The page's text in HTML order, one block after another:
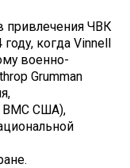
привлечения ЧВК
году, когда Vinnell
военно-
Grumman
ВМС США),